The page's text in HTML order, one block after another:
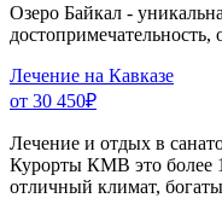
Озеро Байкал -
Лечение на Кавказе
от 30 450₽
Лечение и отдых в
Курорты КМВ это более
отличный климат,